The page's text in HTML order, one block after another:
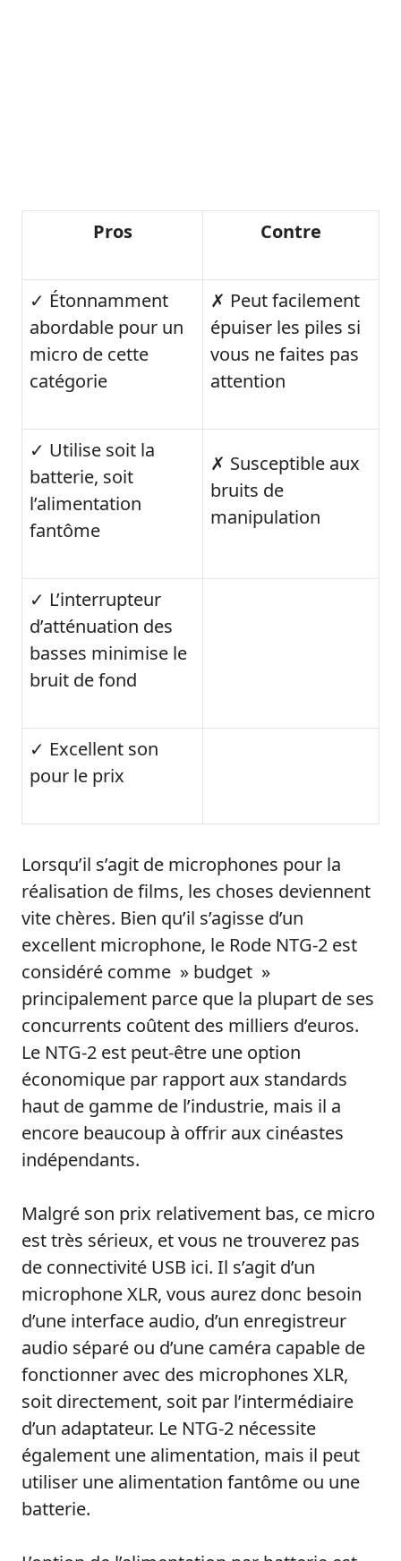
Pros Contre
✓ Étonnamment
abordable pour un
micro de cette
catégorie
✗ Peut facilement
épuiser les piles si
vous ne faites pas
attention
✓ Utilise soit la
batterie, soit
l’alimentation
fantôme
✗ Susceptible aux
bruits de
manipulation
✓ L’interrupteur
d’atténuation des
basses minimise le
bruit de fond
✓ Excellent son
pour le prix
Lorsqu’il s’agit de microphones pour la
réalisation de films, les choses deviennent
vite chères. Bien qu’il s’agisse d’un
excellent microphone, le Rode NTG-2 est
considéré comme » budget »
principalement parce que la plupart de ses
concurrents coûtent des milliers d’euros.
Le NTG-2 est peut-être une option
économique par rapport aux standards
haut de gamme de l’industrie, mais il a
encore beaucoup à offrir aux cinéastes
indépendants.
Malgré son prix relativement bas, ce micro
est très sérieux, et vous ne trouverez pas
de connectivité USB ici. Il s’agit d’un
microphone XLR, vous aurez donc besoin
d’une interface audio, d’un enregistreur
audio séparé ou d’une caméra capable de
fonctionner avec des microphones XLR,
soit directement, soit par l’intermédiaire
d’un adaptateur. Le NTG-2 nécessite
également une alimentation, mais il peut
utiliser une alimentation fantôme ou une
batterie.